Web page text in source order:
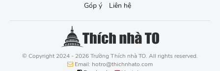
Góp ý
Liên hệ
© Copyright 2024 - 2026 Trường Thích nhà TO. All rights reserved.
Email: hotro@thichnhato.com